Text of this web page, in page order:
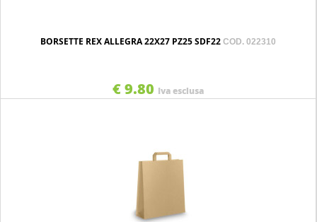
BORSETTE REX ALLEGRA 22X27 PZ25 SDF22 COD. 022310
€ 9.80 Iva esclusa